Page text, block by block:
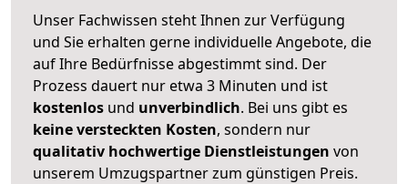
Unser Fachwissen steht Ihnen zur Verfügung
und Sie erhalten gerne individuelle Angebote, die
auf Ihre Bedürfnisse abgestimmt sind. Der
Prozess dauert nur etwa 3 Minuten und ist
kostenlos und unverbindlich. Bei uns gibt es
keine versteckten Kosten, sondern nur
qualitativ hochwertige Dienstleistungen von
unserem Umzugspartner zum günstigen Preis.